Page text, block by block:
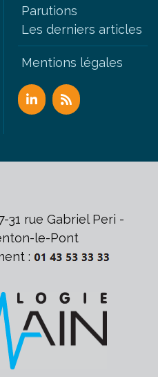
Parutions
Les derniers articles
Mentions légales
31 rue Gabriel Peri -
le-Pont
: